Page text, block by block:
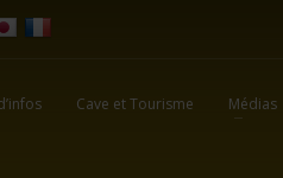
Cave et Tourisme Médias